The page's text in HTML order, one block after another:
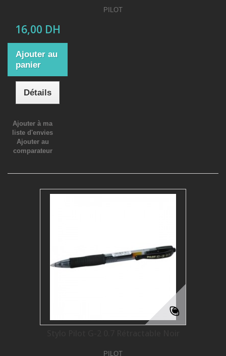
PILOT
16,00 DH
Ajouter au
panier
Détails
Ajouter à ma
liste d'envies
Ajouter au
comparateur
PILOT